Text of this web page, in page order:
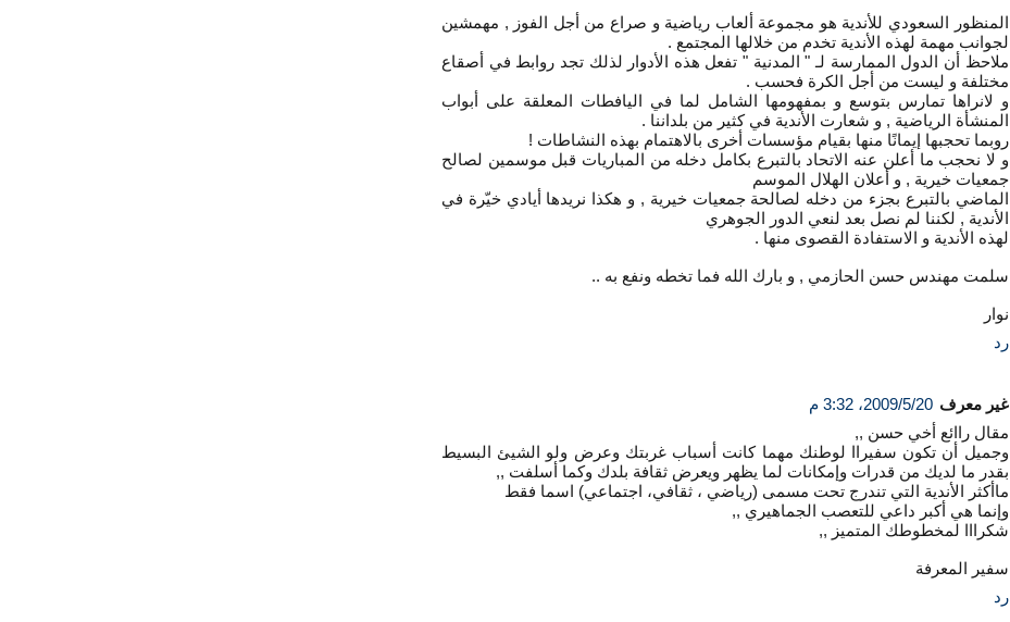
المنظور السعودي للأندية هو مجموعة ألعاب رياضية و صراع من أجل الفوز , مهمشين
لجوانب مهمة لهذه الأندية تخدم من خلالها المجتمع .
ملاحظ أن الدول الممارسة لـ " المدنية " تفعل هذه الأدوار لذلك تجد روابط في أصقاع
مختلفة و ليست من أجل الكرة فحسب .
و لانراها تمارس بتوسع و بمفهومها الشامل لما في اليافطات المعلقة على أبواب
المنشأة الرياضية , و شعارت الأندية في كثير من بلداننا .
روبما تحجبها إيمانًا منها بقيام مؤسسات أخرى بالاهتمام بهذه النشاطات !
و لا نحجب ما أعلن عنه الاتحاد بالتبرع بكامل دخله من المباريات قبل موسمين لصالح
جمعيات خيرية , و أعلان الهلال الموسم
الماضي بالتبرع بجزء من دخله لصالحة جمعيات خيرية , و هكذا نريدها أيادي خيّرة في
الأندية , لكننا لم نصل بعد لنعي الدور الجوهري
لهذه الأندية و الاستفادة القصوى منها .
سلمت مهندس حسن الحازمي , و بارك الله فما تخطه ونفع به ..
نوار
رد
غير معرف 20‏/5‏/2009، 3:32 م
مقال راائع أخي حسن ,,
وجميل أن تكون سفيراا لوطنك مهما كانت أسباب غربتك وعرض ولو الشيئ البسيط
بقدر ما لديك من قدرات وإمكانات لما يظهر ويعرض ثقافة بلدك وكما أسلفت ,,
ماأكثر الأندية التي تندرج تحت مسمى (رياضي ، ثقافي، اجتماعي) اسما فقط
وإنما هي أكبر داعي للتعصب الجماهيري ,,
شكرااا لمخطوطك المتميز ,,
سفير المعرفة
رد